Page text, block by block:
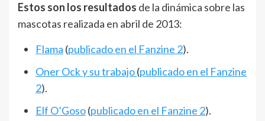
Estos son los resultados de la dinámica sobre las
mascotas realizada en abril de 2013:
Flama (publicado en el Fanzine 2).
Oner Ock y su trabajo(publicado en el Fanzine
2).
Elf O’Goso(publicado en el Fanzine 2).